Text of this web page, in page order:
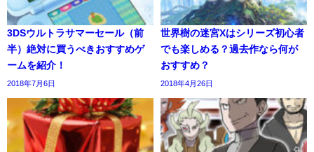
3DSウルトラサマーセール（前
半）絶対に買うべきおすすめゲ
ームを紹介！
2018年7月6日
世界樹の迷宮Xはシリーズ初心者
でも楽しめる？過去作なら何が
おすすめ？
2018年4月26日